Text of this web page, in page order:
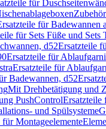
für
Zubehör
für Badewannen
für Sets Füße und Sets
d52Ersatzteile
Ersatzteile für
Ersatzteile für
Badewannen, d52
Mit Drehbetätigung und
PushControlErsatzteile
und Spülsysteme
für Montageelemente